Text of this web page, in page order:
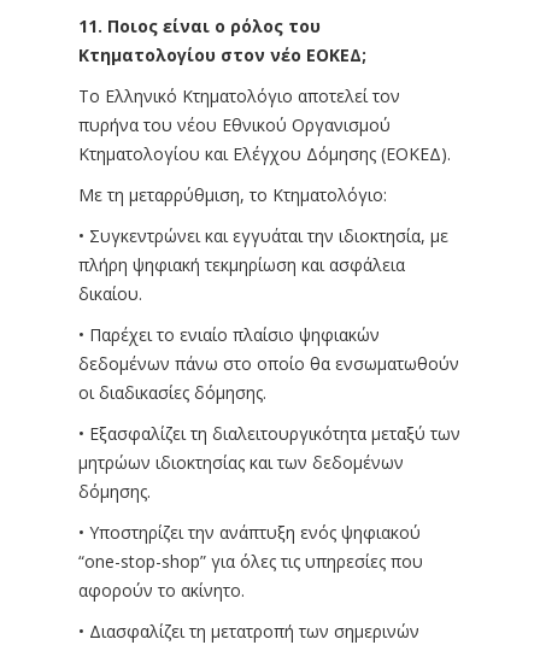
11. Ποιος είναι ο ρόλος του
Κτηματολογίου στον νέο ΕΟΚΕΔ;
Το Ελληνικό Κτηματολόγιο αποτελεί τον
πυρήνα του νέου Εθνικού Οργανισμού
Κτηματολογίου και Ελέγχου Δόμησης (ΕΟΚΕΔ).
Με τη μεταρρύθμιση, το Κτηματολόγιο:
• Συγκεντρώνει και εγγυάται την ιδιοκτησία, με
πλήρη ψηφιακή τεκμηρίωση και ασφάλεια
δικαίου.
• Παρέχει το ενιαίο πλαίσιο ψηφιακών
δεδομένων πάνω στο οποίο θα ενσωματωθούν
οι διαδικασίες δόμησης.
• Εξασφαλίζει τη διαλειτουργικότητα μεταξύ των
μητρώων ιδιοκτησίας και των δεδομένων
δόμησης.
• Υποστηρίζει την ανάπτυξη ενός ψηφιακού
“one-stop-shop” για όλες τις υπηρεσίες που
αφορούν το ακίνητο.
• Διασφαλίζει τη μετατροπή των σημερινών